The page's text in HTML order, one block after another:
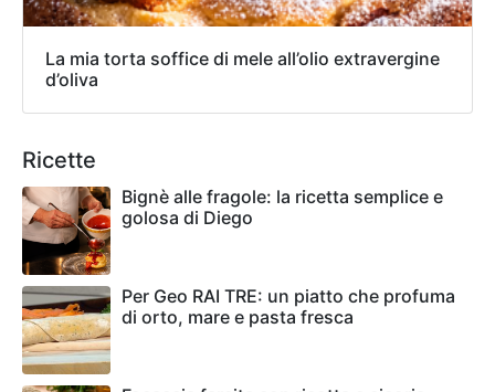
La mia torta soffice di mele all’olio extravergine
d’oliva
Ricette
Bignè alle fragole: la ricetta semplice e
golosa di Diego
Per Geo RAI TRE: un piatto che profuma
di orto, mare e pasta fresca